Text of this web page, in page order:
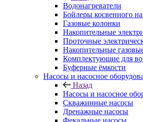
Водонагреватели
Бойлеры косвенного
Газовые колонки
Накопительные
Проточные
Накопительные
Комплектующие для
Буферные ёмкости
Насосы и насосное
Назад
Насосы и насосное
Скважинные насосы
Дренажные насосы
Фекальные насосы